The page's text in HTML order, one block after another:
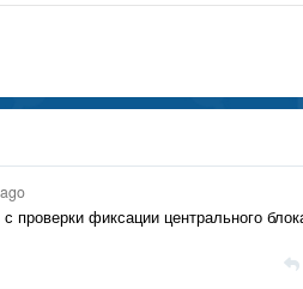
проверки фиксации центрального